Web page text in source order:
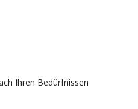
Ihren Bedürfnissen